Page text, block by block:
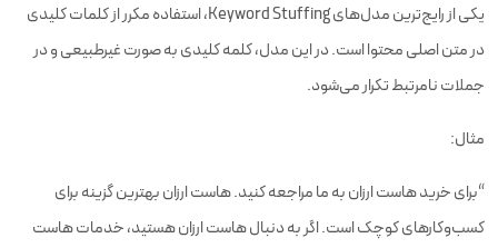
یکی از رایج‌ترین مدل‌های Keyword Stuffing، استفاده مکرر از کلمات کلیدی
در متن اصلی محتوا است. در این مدل، کلمه کلیدی به صورت غیرطبیعی و در
جملات نامرتبط تکرار می‌شود.
مثال:
“برای خرید هاست ارزان به ما مراجعه کنید. هاست ارزان بهترین گزینه برای
کسب‌وکارهای کوچک است. اگر به دنبال هاست ارزان هستید، خدمات هاست